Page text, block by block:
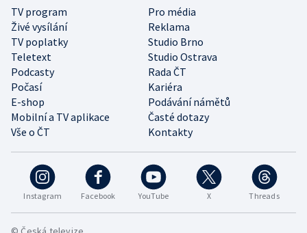
Instagram Facebook YouTube X Threads
TV program
Pro média
Živé vysílání
Reklama
TV poplatky
Studio Brno
Teletext
Studio Ostrava
Podcasty
Rada ČT
Počasí
Kariéra
E-shop
Podávání námětů
Mobilní a TV aplikace
Časté dotazy
Vše o ČT
Kontakty